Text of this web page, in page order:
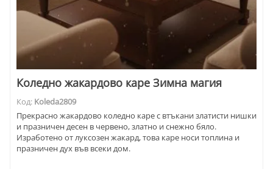
Коледно жакардово каре Зимна магия
Код: Koleda2809
Прекрасно жакардово коледно каре с втъкани златисти нишки
и празничен десен в червено, златно и снежно бяло.
Изработено от луксозен жакард, това каре носи топлина и
празничен дух във всеки дом.